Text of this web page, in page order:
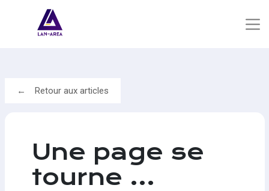
Retour aux articles
Une page se
tourne ...